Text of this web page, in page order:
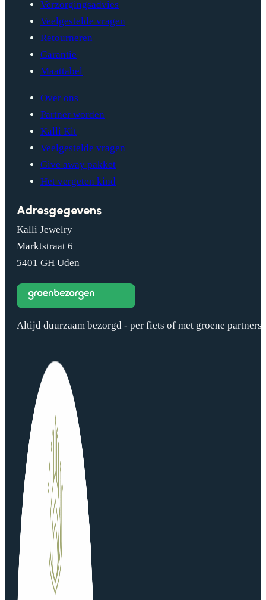
Verzorgingsadvies
Veelgestelde vragen
Retourneren
Garantie
Maattabel
Over ons
Partner worden
Kalli Kit
Veelgestelde vragen
Give away pakket
Het vergeten kind
Adresgegevens
Kalli Jewelry
Marktstraat 6
5401 GH Uden
Altijd duurzaam bezorgd - per fiets of met groene partners